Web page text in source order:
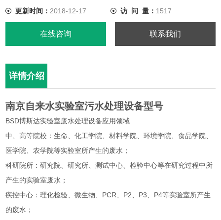
再利用。
更新时间： 2018-12-17 访 问 量： 1517
在线咨询 联系我们
详情介绍
南京自来水实验室污水处理设备型号
BSD博斯达实验室废水处理设备应用领域
中、高等院校：生命、化工学院、材料学院、环境学院、食品学院、
医学院、农学院等实验室所产生的废水；
科研院所：研究院、研究所、测试中心、检验中心等在研究过程中所
产生的实验室废水；
疾控中心：理化检验、微生物、PCR、P2、P3、P4等实验室所产生
的废水；